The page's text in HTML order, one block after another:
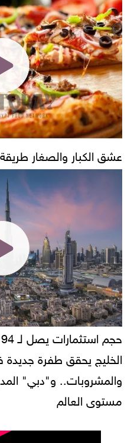
عشق الكبار والصغار
الخليج يحقق طفرة جديدة
والمشروبات.. و"دبي"
مستوى العالم